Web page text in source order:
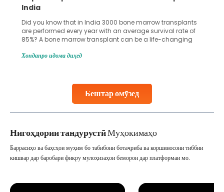
Бештар омӯзед
Lobe Brain Tumor Could Save Your Life
Did you know that the frontal lobe of your brain is the most
common site for tumor occurrence? The frontal lobe is a
key part of your brain and is responsible for various
harm to it can lead to serious complications. However, with
Хонданро идома диҳед
Нигоҳдории тандурустӣМуҳокимаҳо
Баррасиҳо ва баҳсҳои муҳим бо табибони ботаҷриба ва коршиносони тиббии
кишвар дар баробари фикру мулоҳизаҳои беморон дар платформаи мо.